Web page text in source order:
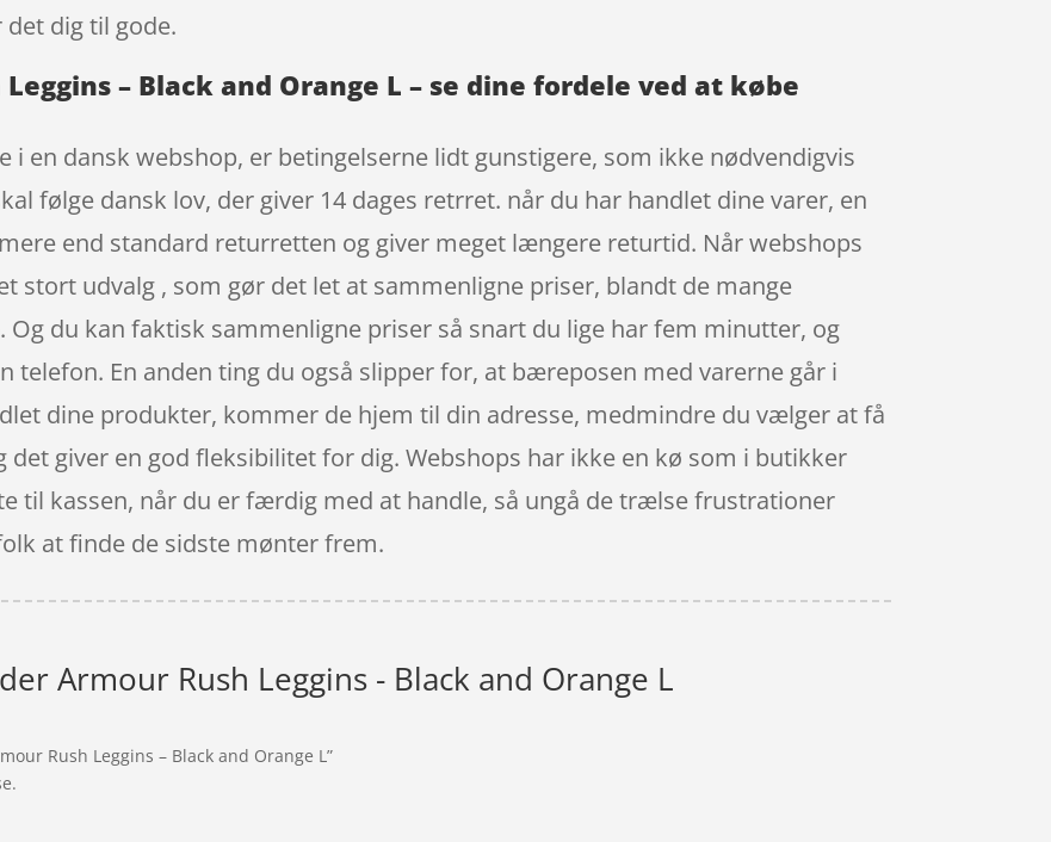
dig til gode.
– Black and Orange L – se dine fordele ved at købe
i en dansk webshop, er betingelserne lidt gunstigere, som ikke nødvendigvis
følge dansk lov, der giver 14 dages retrret. når du har handlet dine varer, en
end standard returretten og giver meget længere returtid. Når webshops
stort udvalg , som gør det let at sammenligne priser, blandt de mange
du kan faktisk sammenligne priser så snart du lige har fem minutter, og
telefon. En anden ting du også slipper for, at bæreposen med varerne går i
dine produkter, kommer de hjem til din adresse, medmindre du vælger at få
det giver en god fleksibilitet for dig. Webshops har ikke en kø som i butikker
til kassen, når du er færdig med at handle, så ungå de trælse frustrationer
at finde de sidste mønter frem.
Armour Rush Leggins - Black and Orange L
Rush Leggins – Black and Orange L”